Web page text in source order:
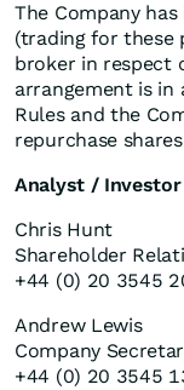
The Company
(trading for these
broker in respect
arrangement is in
Rules and the
repurchase
Analyst /
Chris Hunt
Shareholder
+44 (0) 20 3545
Andrew Lewis
Company
+44 (0) 20 3545